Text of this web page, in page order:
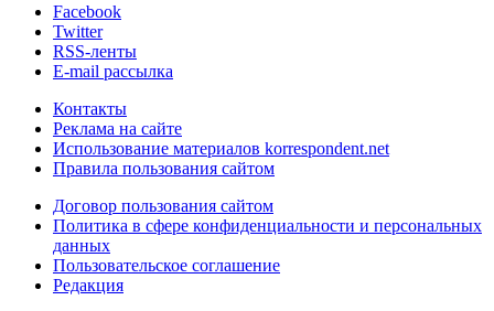
Facebook
Twitter
RSS-ленты
E-mail рассылка
Контакты
Реклама на сайте
Использование материалов korrespondent.net
Правила пользования сайтом
Договор пользования сайтом
Политика в сфере конфиденциальности и персональных
данных
Пользовательское соглашение
Редакция